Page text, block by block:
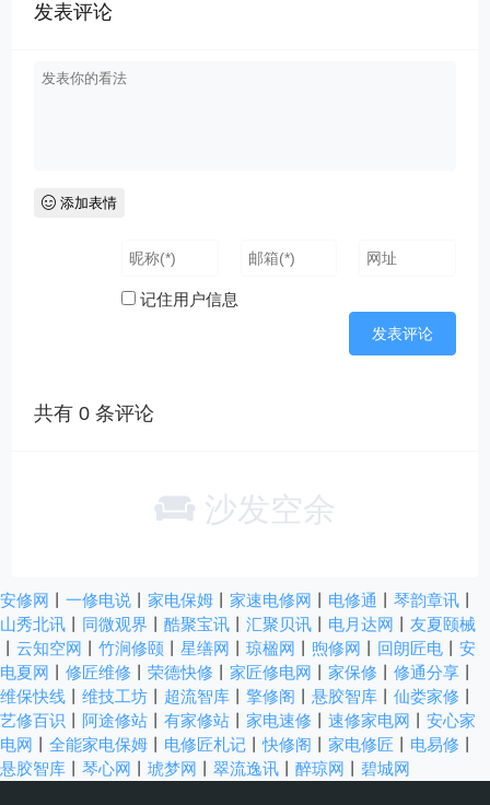
发表评论
添加表情
记住用户信息
共有0 条评论
沙发空余
安修网 一修电说 家电保姆 家速电修网 电修通 琴韵章讯
山秀北讯
同微观界 酷聚宝讯 汇聚贝讯 电月达网
友夏颐械
云知空网 竹涧修颐 星缮网 琼楹网 煦修网 回朗匠电
安
电夏网
修匠维修 荣德快修 家匠修电网 家保修 修通分享
维保快线
维技工坊 超流智库 擎修阁 悬胶智库 仙娄家修
艺修百识
阿途修站 有家修站 家电速修 速修家电网
安心家
电网
全能家电保姆 电修匠札记 丨快修阁 家电修匠 电易修
悬胶智库
琴心网 琥梦网 翠流逸讯 醉琼网 碧城网